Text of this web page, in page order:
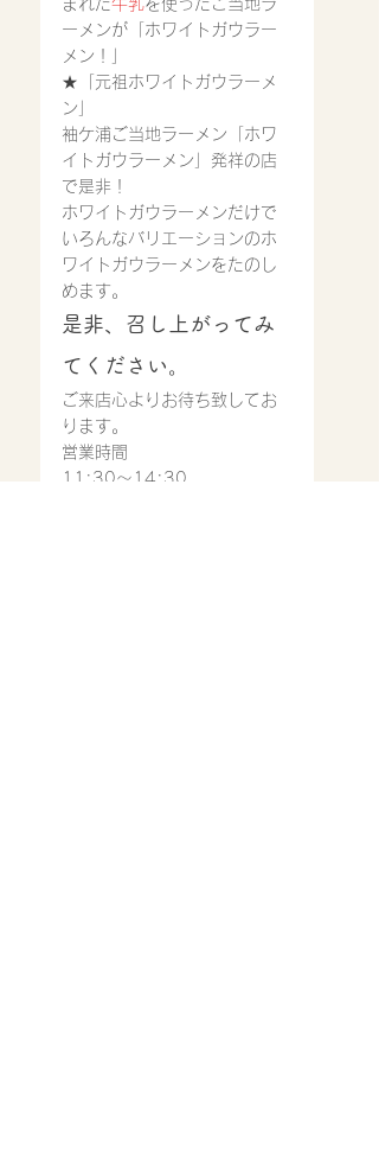
まれた牛乳を使ったご当地ラ
ーメンが「ホワイトガウラー
メン！」
★「元祖ホワイトガウラーメ
ン」
袖ケ浦ご当地ラーメン「ホワ
イトガウラーメン」発祥の店
で是非！
ホワイトガウラーメンだけで
いろんなバリエーションのホ
ワイトガウラーメンをたのし
めます。
是非、召し上がってみ
てください。
ご来店心よりお待ち致してお
ります。
営業時間
11:30〜14:30